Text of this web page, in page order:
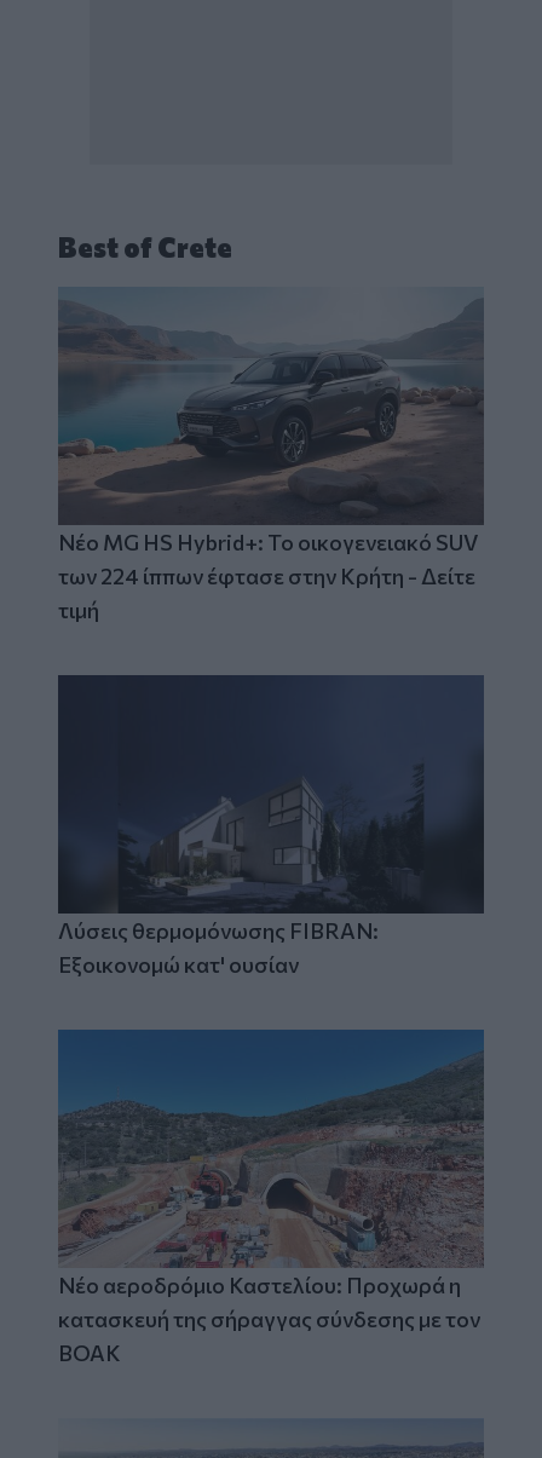
Best of Crete
Νέο MG HS Hybrid+: Το οικογενειακό SUV
των 224 ίππων έφτασε στην Κρήτη - Δείτε
τιμή
Λύσεις θερμομόνωσης FIBRAN:
Εξοικονομώ κατ' ουσίαν
Νέο αεροδρόμιο Καστελίου: Προχωρά η
κατασκευή της σήραγγας σύνδεσης με τον
ΒΟΑΚ